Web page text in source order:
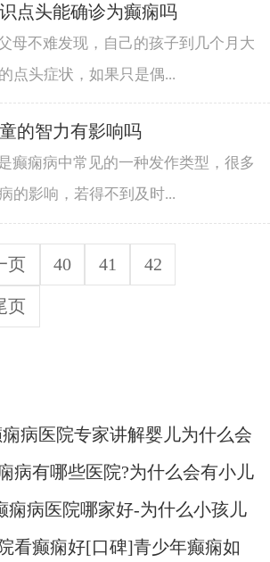
点头能确诊为癫痫吗
母不难发现，自己的孩子到几个月大
点头症状，如果只是偶...
的智力有影响吗
癫痫病中常见的一种发作类型，很多
的影响，若得不到及时...
页 40 41 42
页
病医院专家讲解婴儿为什么会
病有哪些医院?为什么会有小儿
痫病医院哪家好-为什么小孩儿
看癫痫好[口碑]青少年癫痫如